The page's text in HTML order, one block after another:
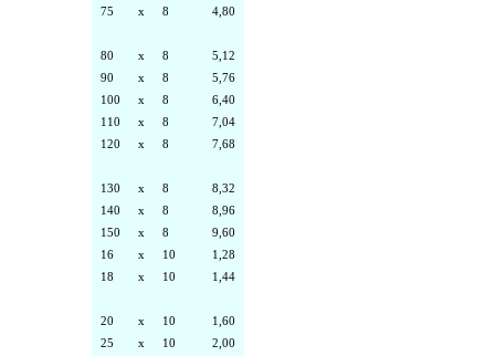
75
x 8 4,80
80 x 8
5,12
90
x 8
5,76
100
x 8
6,40
110
x 8
7,04
120
x 8 7,68
130 x 8
8,32
140
x 8
8,96
150
x 8
9,60
16
x 10
1,28
18
x 10 1,44
20 x 10
1,60
25
x 10
2,00